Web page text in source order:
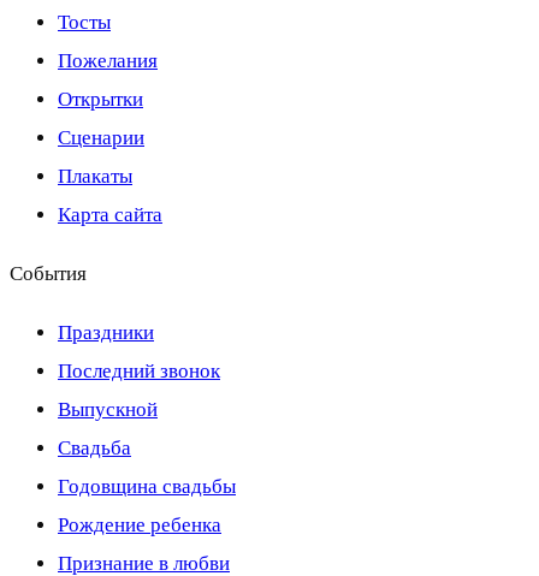
Тосты
Пожелания
Открытки
Сценарии
Плакаты
Карта сайта
События
Праздники
Последний звонок
Выпускной
Свадьба
Годовщина свадьбы
Рождение ребенка
Признание в любви